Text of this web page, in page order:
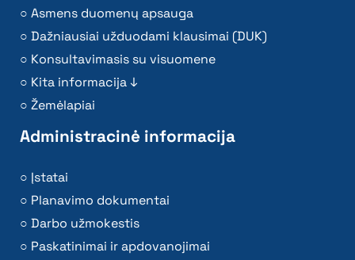
Asmens duomenų apsauga
Dažniausiai užduodami klausimai (DUK)
Konsultavimasis su visuomene
Kita informacija ↓
Žemėlapiai
Administracinė informacija
Įstatai
Planavimo dokumentai
Darbo užmokestis
Paskatinimai ir apdovanojimai